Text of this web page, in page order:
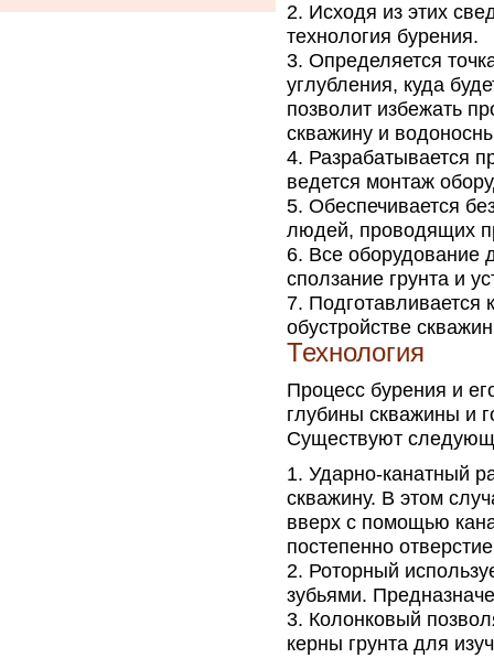
Исходя из этих
технология бурения.
Определяется
углубления, куда
позволит избежать
скважину и
Разрабатывается
ведется монтаж
Обеспечивается
людей, проводящих
Все оборудование
сползание грунта и
Подготавливается
обустройстве
Технология
Процесс бурения и
глубины скважины и
Существуют
Ударно-канатный
скважину. В этом
вверх с помощью
постепенно
Роторный
зубьями.
Колонковый
керны грунта для